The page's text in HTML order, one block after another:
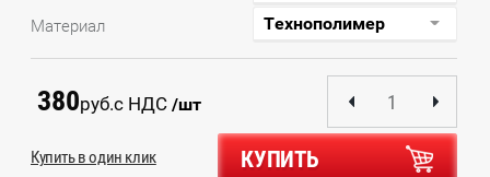
Материал
380руб.с НДС /шт
КУПИТЬ
Купить в один клик